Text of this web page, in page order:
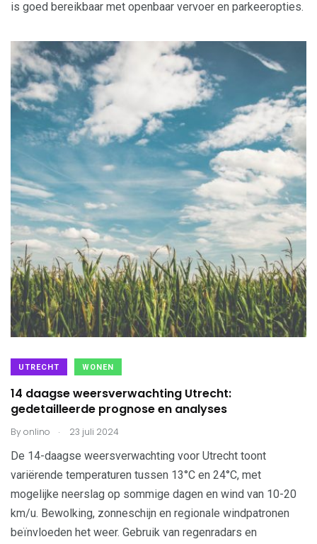
is goed bereikbaar met openbaar vervoer en parkeeropties.
UTRECHT WONEN
14 daagse weersverwachting Utrecht:
gedetailleerde prognose en analyses
Byonlino . 23 juli 2024
De 14-daagse weersverwachting voor Utrecht toont
variërende temperaturen tussen 13°C en 24°C, met
mogelijke neerslag op sommige dagen en wind van 10-20
km/u. Bewolking, zonneschijn en regionale windpatronen
beïnvloeden het weer. Gebruik van regenradars en